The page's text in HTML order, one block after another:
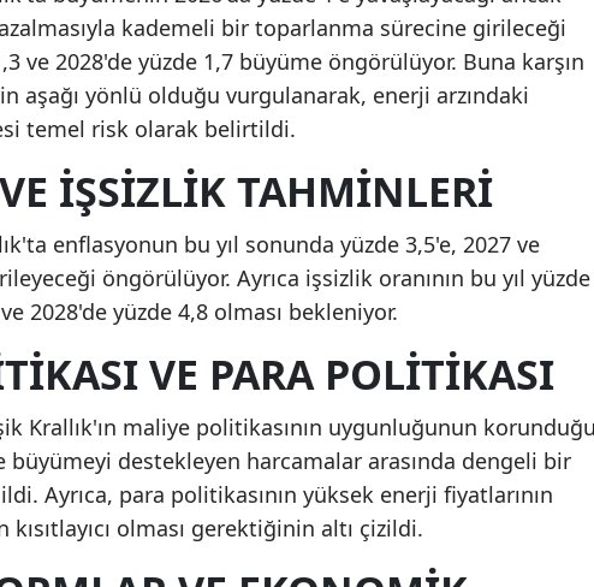
kademeli bir toparlanma sürecine girileceği
ve 2028'de yüzde 1,7 büyüme öngörülüyor. Buna karşın
aşağı yönlü olduğu vurgulanarak, enerji arzındaki
temel risk olarak belirtildi.
İŞSIZLIK TAHMINLERI
enflasyonun bu yıl sonunda yüzde 3,5'e, 2027 ve
öngörülüyor. Ayrıca işsizlik oranının bu yıl yüzde
2028'de yüzde 4,8 olması bekleniyor.
VE PARA POLITIKASI
Krallık'ın maliye politikasının uygunluğunun
büyümeyi destekleyen harcamalar arasında dengeli bir
Ayrıca, para politikasının yüksek enerji fiyatlarının
olması gerektiğinin altı çizildi.